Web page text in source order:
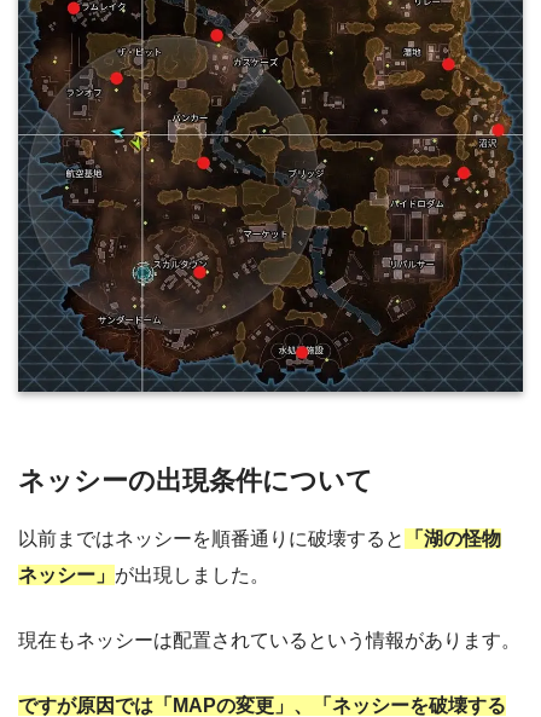
ネッシーの出現条件について
以前まではネッシーを順番通りに破壊すると
「湖の怪物
ネッシー」 が出現しました。
現在もネッシーは配置されているという情報があります。
ですが原因では「MAPの変更」、「ネッシーを破壊する